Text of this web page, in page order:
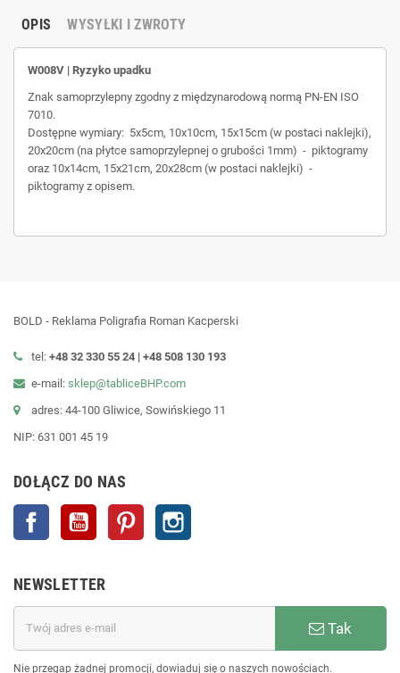
OPIS WYSYŁKI I ZWROTY
W008V | Ryzyko upadku
Znak samoprzylepny zgodny z międzynarodową normą PN-EN ISO
7010.
Dostępne wymiary: 5x5cm, 10x10cm, 15x15cm (w postaci naklejki),
20x20cm (na płytce samoprzylepnej o grubości 1mm) - piktogramy
oraz 10x14cm, 15x21cm, 20x28cm (w postaci naklejki) -
piktogramy z opisem.
BOLD - Reklama Poligrafia Roman Kacperski
tel: +48 32 330 55 24 | +48 508 130 193
e-mail: sklep@tabliceBHP.com
adres: 44-100 Gliwice, Sowińskiego 11
NIP: 631 001 45 19
DOŁĄCZ DO NAS
Facebook YouTube Pinterest
NEWSLETTER
Tak
Nie przegap żadnej promocji, dowiaduj się o naszych nowościach.